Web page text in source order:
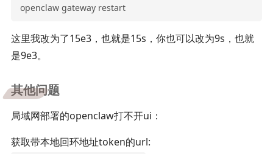
openclaw gateway restart
这里我改为了15e3，也就是15s，你也可以改为9s，也就
是9e3。
其他问题
局域网部署的openclaw打不开ui：
获取带本地回环地址token的url: